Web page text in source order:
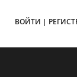
ВОЙТИ |